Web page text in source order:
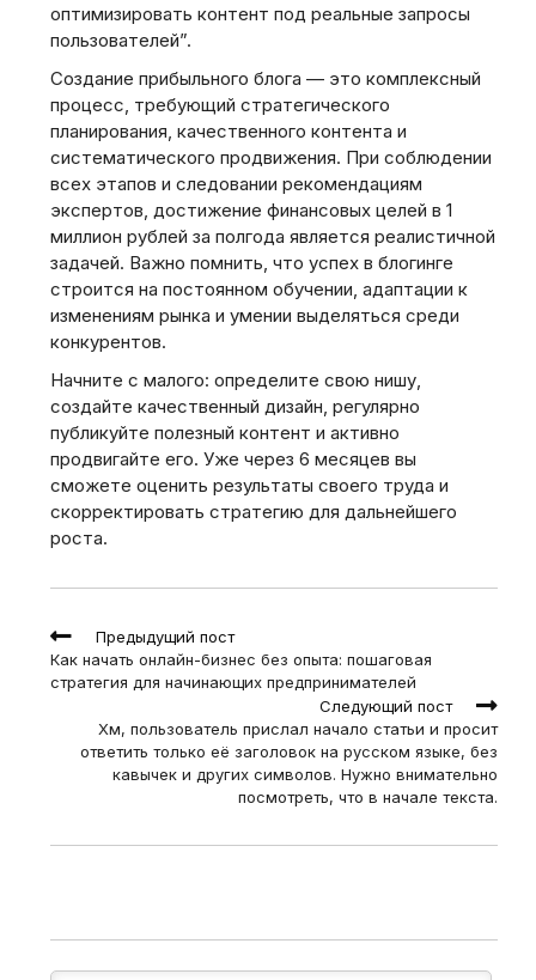
оптимизировать контент под реальные запросы
пользователей”.
Создание прибыльного блога — это комплексный
процесс, требующий стратегического
планирования, качественного контента и
систематического продвижения. При соблюдении
всех этапов и следовании рекомендациям
экспертов, достижение финансовых целей в 1
миллион рублей за полгода является реалистичной
задачей. Важно помнить, что успех в блогинге
строится на постоянном обучении, адаптации к
изменениям рынка и умении выделяться среди
конкурентов.
Начните с малого: определите свою нишу,
создайте качественный дизайн, регулярно
публикуйте полезный контент и активно
продвигайте его. Уже через 6 месяцев вы
сможете оценить результаты своего труда и
скорректировать стратегию для дальнейшего
роста.
Read
more
articles
Предыдущий пост
Как начать онлайн-бизнес без опыта: пошаговая
стратегия для начинающих предпринимателей
Следующий пост
Хм, пользователь прислал начало статьи и просит
ответить только её заголовок на русском языке, без
кавычек и других символов. Нужно внимательно
посмотреть, что в начале текста.